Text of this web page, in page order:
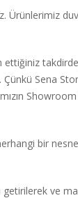
Ürünlerimiz
Sena
bir
ve